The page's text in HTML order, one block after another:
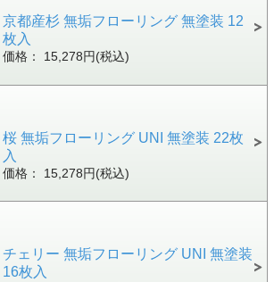
京都産杉 無垢フローリング 無塗装 12
枚入
価格： 15,278円(税込)
桜 無垢フローリング UNI 無塗装 22枚
入
価格： 15,278円(税込)
チェリー 無垢フローリング UNI 無塗装
16枚入